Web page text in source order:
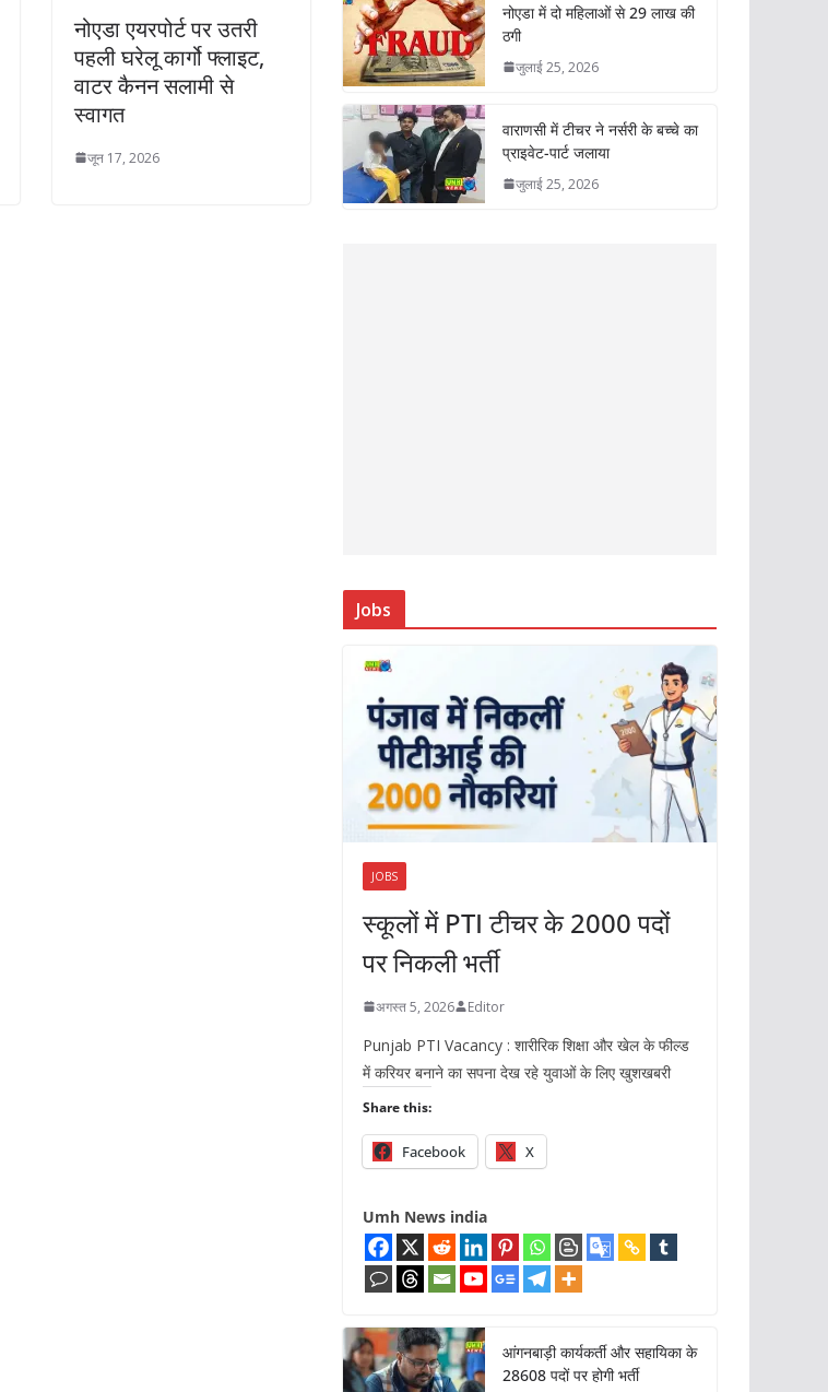
नोएडा एयरपोर्ट पर उतरी
पहली घरेलू कार्गो फ्लाइट,
वाटर कैनन सलामी से
स्वागत
जून 17, 2026
नोएडा में दो महिलाओं से 29 लाख की
ठगी
जुलाई 25, 2026
वाराणसी में टीचर ने नर्सरी के बच्चे का
प्राइवेट-पार्ट जलाया
जुलाई 25, 2026
Jobs
JOBS
स्कूलों में PTI टीचर के 2000 पदों
पर निकली भर्ती
अगस्त 5, 2026 Editor
Punjab PTI Vacancy : शारीरिक शिक्षा और खेल के फील्ड
में करियर बनाने का सपना देख रहे युवाओं के लिए खुशखबरी
Share this:
Facebook X
Umh News india
आंगनबाड़ी कार्यकर्ती और सहायिका के
28608 पदों पर होगी भर्ती